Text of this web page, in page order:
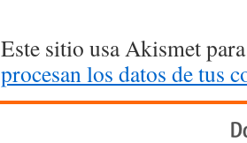
Este sitio usa Akismet
procesan los datos de tus